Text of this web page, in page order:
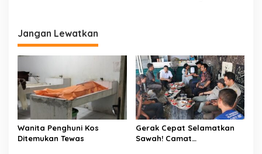
a
s
i
p
o
s
Jangan Lewatkan
Wanita Penghuni Kos
Ditemukan Tewas
Gerak Cepat Selamatkan
Sawah! Camat